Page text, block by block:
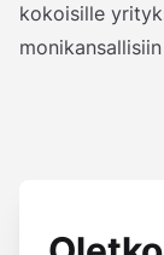
kokoisille